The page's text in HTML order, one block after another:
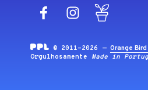
Facebook
© 2011-2026 —Orange Bird
Orgulhosamente Made in